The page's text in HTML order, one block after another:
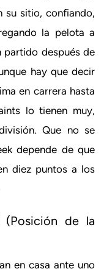
su sitio, confiando,
la pelota a
partido después de
hay que decir
en carrera hasta
lo tienen muy,
Que no se
depende de que
diez puntos a los
(Posición de la
en casa ante uno